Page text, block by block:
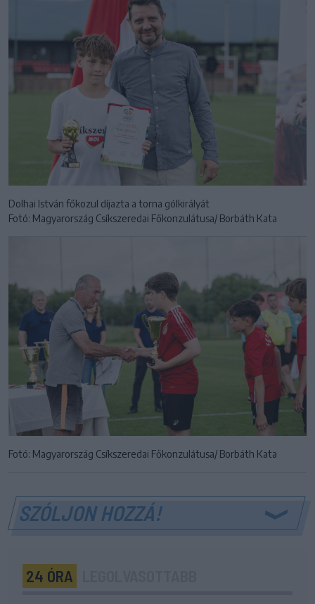
Dolhai István főkozul díjazta a torna gólkirályát
Fotó: Magyarország Csíkszeredai Főkonzulátusa/ Borbáth Kata
Fotó: Magyarország Csíkszeredai Főkonzulátusa/ Borbáth Kata
SZÓLJON HOZZÁ!
24 ÓRA